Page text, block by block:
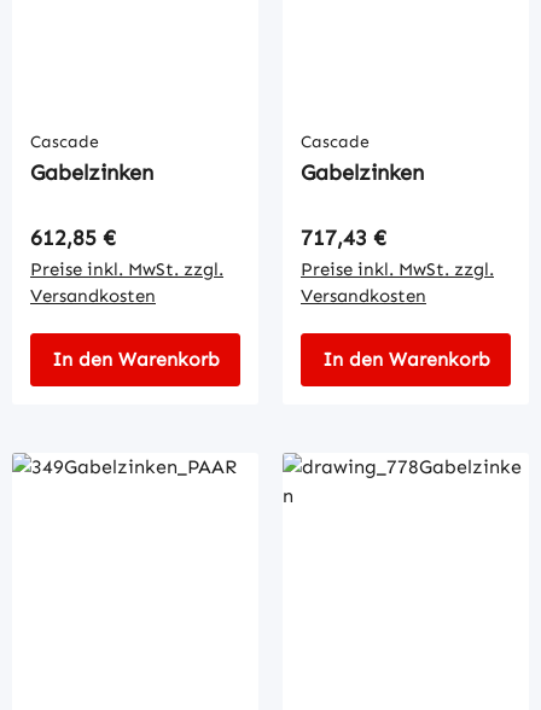
Cascade
Gabelzinken
Regulärer Preis:
612,85 €
Preise inkl. MwSt. zzgl.
Versandkosten
In den Warenkorb
Cascade
Gabelzinken
Regulärer Preis:
717,43 €
Preise inkl. MwSt. zzgl.
Versandkosten
In den Warenkorb